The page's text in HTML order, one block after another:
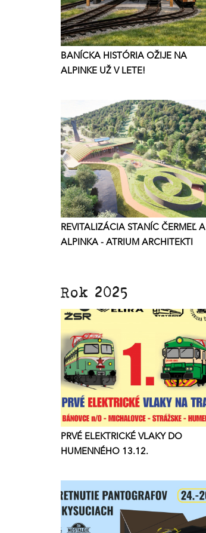
BANÍCKA HISTÓRIA OŽIJE NA
ALPINKE UŽ V LETE!
REVITALIZÁCIA STANÍC ČERMEĽ A
ALPINKA - ATRIUM ARCHITEKTI
Rok 2025
PRVÉ ELEKTRICKÉ VLAKY DO
HUMENNÉHO 13.12.